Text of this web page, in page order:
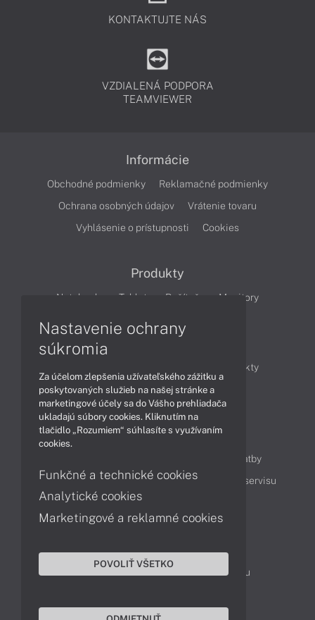
KONTAKTUJTE NÁS
VZDIALENÁ PODPORA
TEAMVIEWER
Informácie
Obchodné podmienky
Reklamačné podmienky
Ochrana osobných údajov
Vrátenie tovaru
Vyhlásenie o prístupnosti
Cookies
Produkty
Notebooky Tablety Počítače Monitory
Produkty
Technológie
Videá
Obsah
Možnosti doručenia a platby
Podpora a servis
Servisné služby Cenník servisu
Kontakty
043 4224 771
Obchodné oddelenie
Reklamácia tovaru
Nastavenie ochrany
súkromia
Za účelom zlepšenia užívateľského zážitku a
poskytovaných služieb na našej stránke a
marketingové účely sa do Vášho prehliadača
ukladajú súbory cookies. Kliknutím na
tlačidlo „Rozumiem“ súhlasíte s využívaním
cookies.
Funkčné a technické cookies
Analytické cookies
Marketingové a reklamné cookies
POVOLIŤ VŠETKO